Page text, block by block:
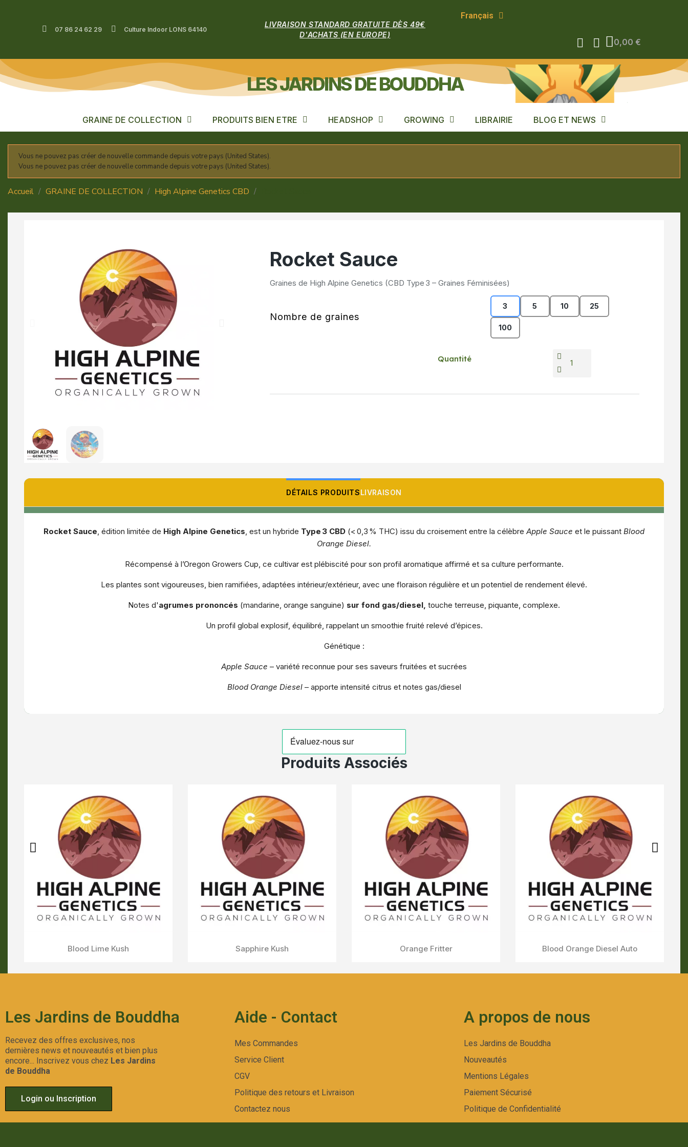
07 86 24 62 29 Culture Indoor LONS 64140
LIVRAISON STANDARD GRATUITE DÈS 49€
D'ACHATS (EN EUROPE)
Français
0,00 €
LES JARDINS DE BOUDDHA
GRAINE DE COLLECTION PRODUITS BIEN ETRE HEADSHOP GROWING LIBRAIRIE BLOG ET NEWS
Vous ne pouvez pas créer de nouvelle commande depuis votre pays (United States).
Vous ne pouvez pas créer de nouvelle commande depuis votre pays (United States).
Accueil GRAINE DE COLLECTION High Alpine Genetics CBD
Rocket Sauce
Graines de High Alpine Genetics (CBD Type 3 – Graines Féminisées)
Nombre de graines
3 5 10 25
100
Quantité
DÉTAILS PRODUITSLIVRAISON
Rocket Sauce, édition limitée de High Alpine Genetics, est un hybride Type 3 CBD (< 0,3 % THC) issu du croisement entre la célèbre Apple Sauce et le puissant Blood
Orange Diesel.
Récompensé à l’Oregon Growers Cup, ce cultivar est plébiscité pour son profil aromatique affirmé et sa culture performante.
Les plantes sont vigoureuses, bien ramifiées, adaptées intérieur/extérieur, avec une floraison régulière et un potentiel de rendement élevé.
Notes d'agrumes prononcés (mandarine, orange sanguine) sur fond gas/diesel, touche terreuse, piquante, complexe.
Un profil global explosif, équilibré, rappelant un smoothie fruité relevé d’épices.
Génétique :
Apple Sauce – variété reconnue pour ses saveurs fruitées et sucrées
Blood Orange Diesel– apporte intensité citrus et notes gas/diesel
Produits Associés
Aperçu Rapide
Payton's Strawberries Aperçu Rapide
Yak Pudding
Les Jardins de Bouddha
Recevez des offres exclusives, nos
dernières news et nouveautés et bien plus
encore... Inscrivez vous chez Les Jardins
de Bouddha
Login ou Inscription
Aide - Contact
Mes Commandes
Service Client
CGV
Politique des retours et Livraison
Contactez nous
A propos de nous
Les Jardins de Bouddha
Nouveautés
Mentions Légales
Paiement Sécurisé
Politique de Confidentialité